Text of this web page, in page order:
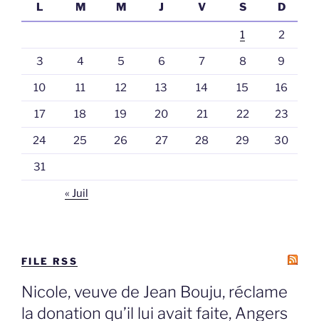
L
M M J V S D
1 2
3 4 5 6 7 8 9
10 11 12 13 14 15 16
17 18 19 20 21 22 23
24 25 26 27 28 29 30
31
« Juil
FILE RSS
Nicole, veuve de Jean Bouju, réclame
la donation qu’il lui avait faite, Angers